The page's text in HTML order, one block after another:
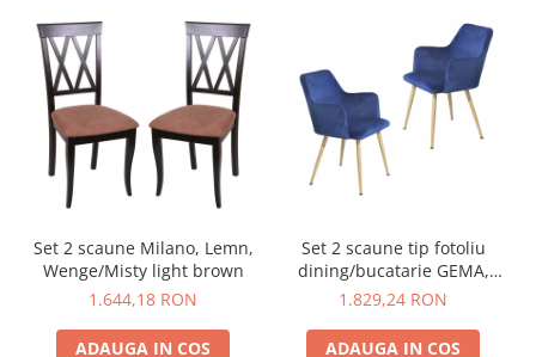
Set 2 scaune Milano, Lemn,
Wenge/Misty light brown
1.644,18 RON
ADAUGA IN COS
Set 2 scaune tip fotoliu
dining/bucatarie GEMA,
Catifea, Albastru
1.829,24 RON
ADAUGA IN COS